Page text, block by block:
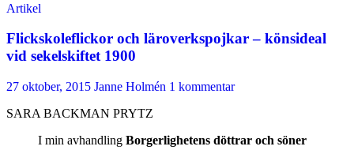
Artikel
Flickskoleflickor och läroverkspojkar – könsideal
vid sekelskiftet 1900
27 oktober, 2015 Janne Holmén 1 kommentar
SARA BACKMAN PRYTZ
I min avhandling Borgerlighetens döttrar och söner